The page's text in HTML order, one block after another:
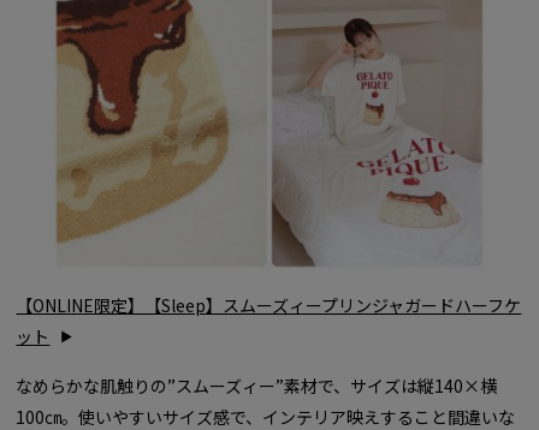
【ONLINE限定】【Sleep】スムーズィープリンジャガードハーフケ
ット
なめらかな肌触りの”スムーズィー”素材で、サイズは縦140×横
100㎝。使いやすいサイズ感で、インテリア映えすること間違いな